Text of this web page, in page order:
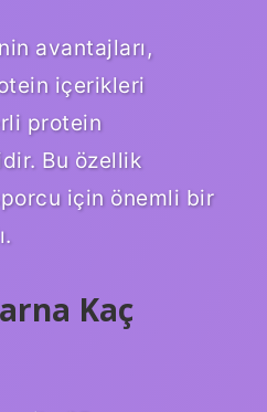
avantajları,
içerikleri
protein
Bu özellik
için önemli bir
Kaç